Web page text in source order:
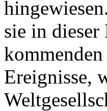
sie in dieser
Ereignisse,